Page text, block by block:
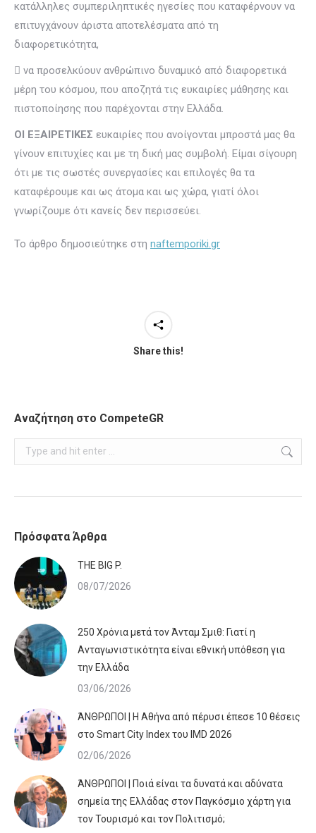
κατάλληλες συμπεριληπτικές ηγεσίες που καταφέρνουν να
επιτυγχάνουν άριστα αποτελέσματα από τη
διαφορετικότητα,
 να προσελκύουν ανθρώπινο δυναμικό από διαφορετικά
μέρη του κόσμου, που αποζητά τις ευκαιρίες μάθησης και
πιστοποίησης που παρέχονται στην Ελλάδα.
ΟΙ ΕΞΑΙΡΕΤΙΚΕΣ ευκαιρίες που ανοίγονται μπροστά μας θα
γίνουν επιτυχίες και με τη δική μας συμβολή. Είμαι σίγουρη
ότι με τις σωστές συνεργασίες και επιλογές θα τα
καταφέρουμε και ως άτομα και ως χώρα, γιατί όλοι
γνωρίζουμε ότι κανείς δεν περισσεύει.
Το άρθρο δημοσιεύτηκε στη naftemporiki.gr
Share this!
Αναζήτηση στο CompeteGR
Search:
Πρόσφατα Άρθρα
ΤHE BIG P.
08/07/2026
250 Χρόνια μετά τον Άνταμ Σμιθ: Γιατί η
Ανταγωνιστικότητα είναι εθνική υπόθεση για
την Ελλάδα
03/06/2026
ΆΝΘΡΩΠΟΙ | Η Αθήνα από πέρυσι έπεσε 10 θέσεις
στο Smart City Index του IMD 2026
02/06/2026
ΆΝΘΡΩΠΟΙ | Ποιά είναι τα δυνατά και αδύνατα
σημεία της Ελλάδας στον Παγκόσμιο χάρτη για
τον Τουρισμό και τον Πολιτισμό;